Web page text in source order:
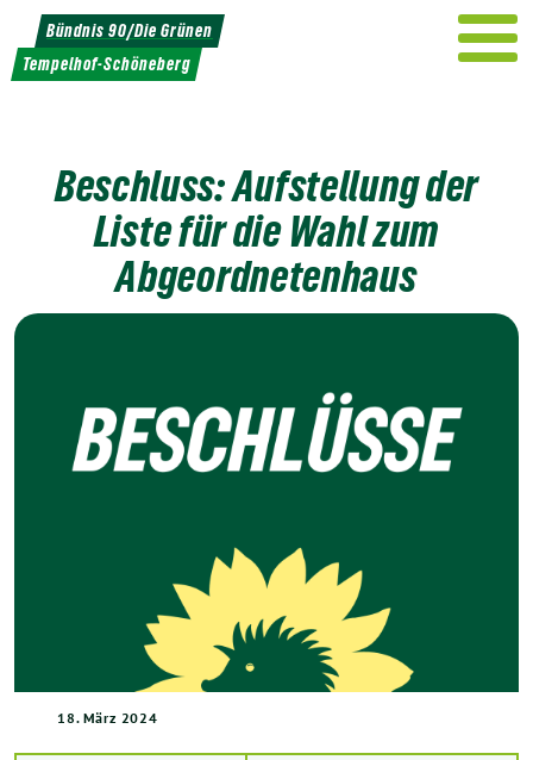
Weiter
zum
Inhalt
Bündnis 90/Die Grünen
Tempelhof-Schöneberg
Beschluss: Aufstellung der
Liste für die Wahl zum
Abgeordnetenhaus
18. März 2024